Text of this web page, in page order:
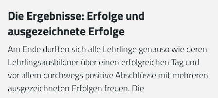
Die Ergebnisse: Erfolge und
ausgezeichnete Erfolge
Am Ende durften sich alle Lehrlinge genauso wie deren
Lehrlingsausbildner über einen erfolgreichen Tag und
vor allem durchwegs positive Abschlüsse mit mehreren
ausgezeichneten Erfolgen freuen. Die